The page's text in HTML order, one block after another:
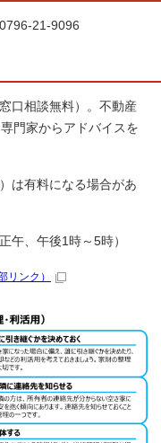
21-9096
口相談無料）。不動産
門家からアドバイスを
は有料になる場合があ
、午後1時～5時）
リンク）